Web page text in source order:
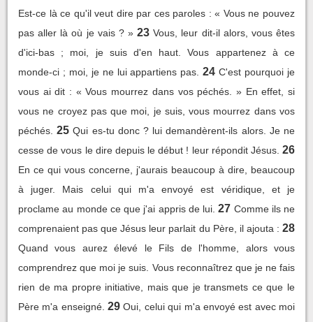
Est-ce là ce qu'il veut dire par ces paroles : « Vous ne pouvez
pas aller là où je vais ? » 23 Vous, leur dit-il alors, vous êtes
d'ici-bas ; moi, je suis d'en haut. Vous appartenez à ce
monde-ci ; moi, je ne lui appartiens pas. 24 C'est pourquoi je
vous ai dit : « Vous mourrez dans vos péchés. » En effet, si
vous ne croyez pas que moi, je suis, vous mourrez dans vos
péchés. 25 Qui es-tu donc ? lui demandèrent-ils alors. Je ne
cesse de vous le dire depuis le début ! leur répondit Jésus. 26
En ce qui vous concerne, j'aurais beaucoup à dire, beaucoup
à juger. Mais celui qui m'a envoyé est véridique, et je
proclame au monde ce que j'ai appris de lui. 27 Comme ils ne
comprenaient pas que Jésus leur parlait du Père, il ajouta : 28
Quand vous aurez élevé le Fils de l'homme, alors vous
comprendrez que moi je suis. Vous reconnaîtrez que je ne fais
rien de ma propre initiative, mais que je transmets ce que le
Père m'a enseigné. 29 Oui, celui qui m'a envoyé est avec moi